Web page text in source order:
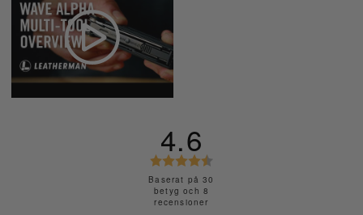
4.6
Baserat på 30
betyg och 8
recensioner